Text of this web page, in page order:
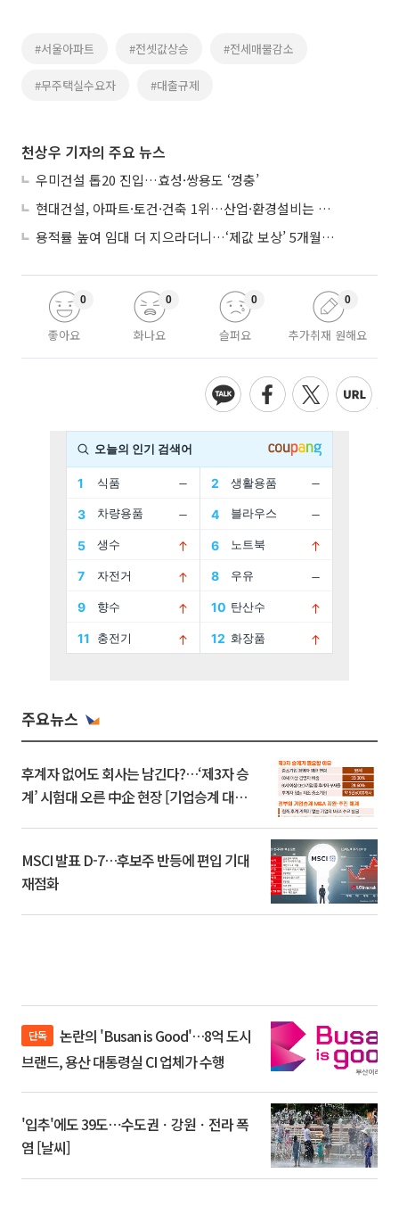
#서울아파트 #전셋값상승 #전세매물감소
#무주택실수요자 #대출규제
천상우 기자의 주요 뉴스
우미건설 톱20 진입…효성·쌍용도 ‘껑충’
현대건설, 아파트·토건·건축 1위…산업·환경설비는 삼성E&A
용적률 높여 임대 더 지으라더니…‘제값 보상’ 5개월째 국회에 발목
좋아요
0
화나요
0
슬퍼요
0
추가취재 원해요
0
주요뉴스
후계자 없어도 회사는 남긴다?…‘제3자 승
계’ 시험대 오른 中企 현장 [기업승계 대전
MSCI 발표 D-7…후보주 반등에 편입 기대
재점화
단독
브랜드, 용산 대통령실 CI 업체가 수행
'입추'에도 39도⋯수도권ㆍ강원ㆍ전라 폭
염 [날씨]